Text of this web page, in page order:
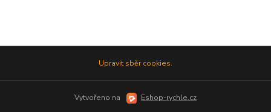
Upravit sběr cookies.
Vytvořeno na Eshop-rychle.cz